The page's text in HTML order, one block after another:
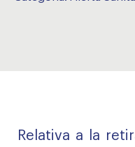
Relativa a la